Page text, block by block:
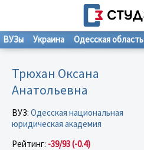
ВУЗы Украина Одесская область
Трюхан Оксана
Анатольевна
ВУЗ: Одесская национальная
юридическая академия
Рейтинг: -39/93 (-0.4)